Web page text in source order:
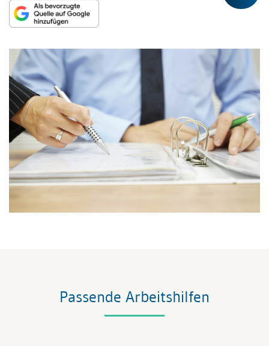
Passende Arbeitshilfen